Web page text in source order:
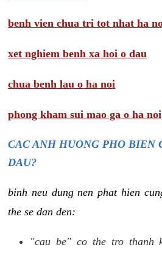
benh vien chua tri tot nhat ha
xet nghiem benh xa hoi o dau
chua benh lau o ha noi
phong kham sui mao ga o ha noi
CAC ANH HUONG PHO BIEN
DAU?
binh neu dung nen phat hien
the se dan den:
"cau be" co the tro thanh